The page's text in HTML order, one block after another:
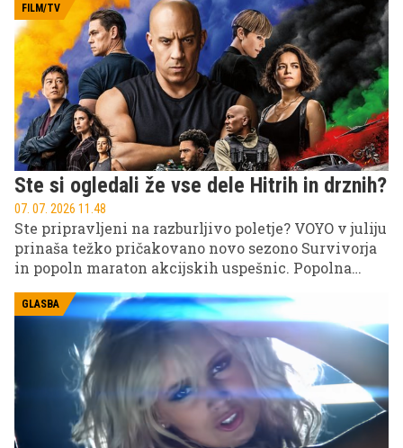
monarh nima prav nobene ljubezni do enega športa
– pravzaprav naj bi ga ta šport zelo odbijal.
FILM/TV
Ste si ogledali že vse dele Hitrih in drznih?
07. 07. 2026 11.48
Ste pripravljeni na razburljivo poletje? VOYO v juliju
prinaša težko pričakovano novo sezono Survivorja
in popoln maraton akcijskih uspešnic. Popolna
adrenalina kar na svojem kavču.
GLASBA